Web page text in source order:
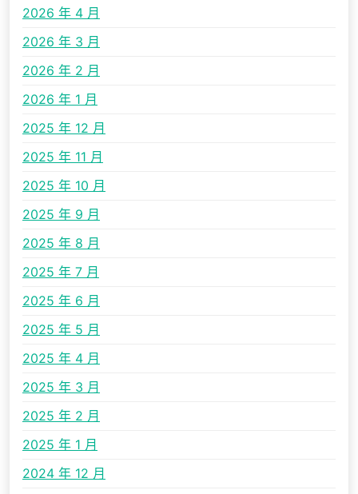
2026 年 4 月
2026 年 3 月
2026 年 2 月
2026 年 1 月
2025 年 12 月
2025 年 11 月
2025 年 10 月
2025 年 9 月
2025 年 8 月
2025 年 7 月
2025 年 6 月
2025 年 5 月
2025 年 4 月
2025 年 3 月
2025 年 2 月
2025 年 1 月
2024 年 12 月